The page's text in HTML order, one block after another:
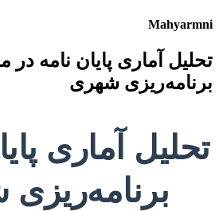
Mahyarmni
تحلیل آماری پایان نامه در
برنامه‌ریزی شهری
تحلیل آماری